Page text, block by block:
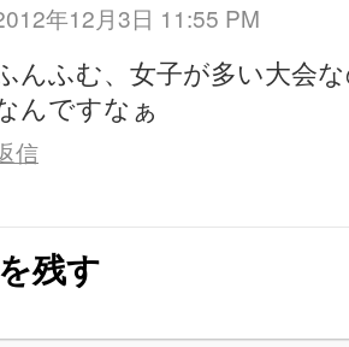
年12月3日 11:55 PM
んふむ、女子が多い大会
んですなぁ
信
残す